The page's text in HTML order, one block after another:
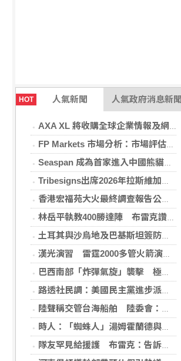
HOT 人氣新聞 人氣政府消息新聞
AXA XL 將收購全球企業情報及網絡安全顧問公司 S-RM
FP Markets 市場分析：市場評估下一步走勢，日圓再臨十字路口
Seaspan 成為首家進入中國熊貓債券市場的國際船東及營運商
Tribesigns出席2026年拉斯維加斯家具展，擴大與美國領先家居零售商的合作
香港宏福苑大火最終調查報告公布 菸頭引燃施工雜物
林岳平執教400勝達陣 布雷克讚獲球員愛戴
土耳其與沙烏地及巴基斯坦簽防禦協定 澄清無針對性
漢光演習 雷霆2000多管火箭演練打擊登陸敵軍
巴西南部「炸彈氣旋」襲擊 極端天候衝擊社會生活
路透社民調：美國民主黨進步派部分主張獲獨立選民支持
陸聲稱交管台海船舶 陸委會：違反國際規範
時人：「蜘蛛人」湯姆霍蘭德與辛蒂亞已辦派對慶祝結婚
隊友罕見給援護 布雷克：告訴自己不要搞砸